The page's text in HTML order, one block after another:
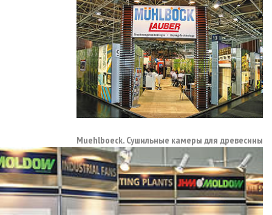
Muehlboeck. Сушильные камеры для древесины